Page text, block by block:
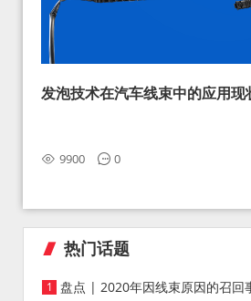
发泡技术在汽车线束中的应用现
9900 0
热门话题
盘点 | 2020年因线束原因的召回